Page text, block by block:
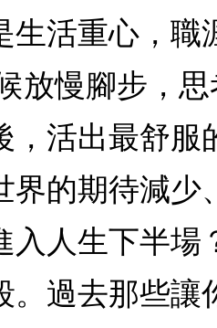
生活重心，
放慢腳步，
，活出最舒服
界的期待減
入人生下半場
。過去那些讓